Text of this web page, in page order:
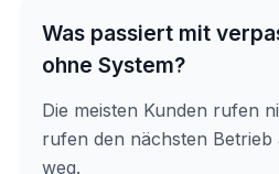
Was passiert mit
ohne System?
Die meisten Kunden rufen
rufen den nächsten
weg.